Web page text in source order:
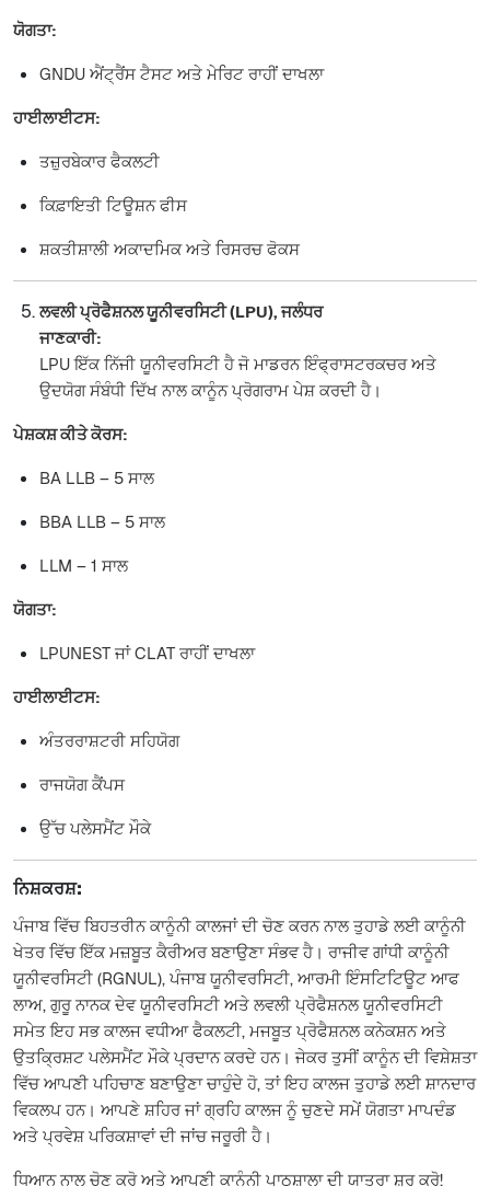
ਯੋਗਤਾ:
GNDU ਐਂਟ੍ਰੈਂਸ ਟੈਸਟ ਅਤੇ ਮੇਰਿਟ ਰਾਹੀਂ ਦਾਖਲਾ
ਹਾਈਲਾਈਟਸ:
ਤਜ਼ੁਰਬੇਕਾਰ ਫੈਕਲਟੀ
ਕਿਫ਼ਾਇਤੀ ਟਿਊਸ਼ਨ ਫੀਸ
ਸ਼ਕਤੀਸ਼ਾਲੀ ਅਕਾਦਮਿਕ ਅਤੇ ਰਿਸਰਚ ਫੋਕਸ
ਲਵਲੀ ਪ੍ਰੋਫੈਸ਼ਨਲ ਯੂਨੀਵਰਸਿਟੀ (LPU), ਜਲੰਧਰ
ਜਾਣਕਾਰੀ:
LPU ਇੱਕ ਨਿੱਜੀ ਯੂਨੀਵਰਸਿਟੀ ਹੈ ਜੋ ਮਾਡਰਨ ਇੰਫ੍ਰਾਸਟਰਕਚਰ ਅਤੇ
ਉਦਯੋਗ ਸੰਬੰਧੀ ਦਿੱਖ ਨਾਲ ਕਾਨੂੰਨ ਪ੍ਰੋਗਰਾਮ ਪੇਸ਼ ਕਰਦੀ ਹੈ।
ਪੇਸ਼ਕਸ਼ ਕੀਤੇ ਕੋਰਸ:
BA LLB – 5 ਸਾਲ
BBA LLB – 5 ਸਾਲ
LLM – 1 ਸਾਲ
ਯੋਗਤਾ:
LPUNEST ਜਾਂ CLAT ਰਾਹੀਂ ਦਾਖਲਾ
ਹਾਈਲਾਈਟਸ:
ਅੰਤਰਰਾਸ਼ਟਰੀ ਸਹਿਯੋਗ
ਰਾਜਯੋਗ ਕੈਂਪਸ
ਉੱਚ ਪਲੇਸਮੈਂਟ ਮੌਕੇ
ਨਿਸ਼ਕਰਸ਼:
ਪੰਜਾਬ ਵਿੱਚ ਬਿਹਤਰੀਨ ਕਾਨੂੰਨੀ ਕਾਲਜਾਂ ਦੀ ਚੋਣ ਕਰਨ ਨਾਲ ਤੁਹਾਡੇ ਲਈ ਕਾਨੂੰਨੀ
ਖੇਤਰ ਵਿੱਚ ਇੱਕ ਮਜ਼ਬੂਤ ਕੈਰੀਅਰ ਬਣਾਉਣਾ ਸੰਭਵ ਹੈ। ਰਾਜੀਵ ਗਾਂਧੀ ਕਾਨੂੰਨੀ
ਯੂਨੀਵਰਸਿਟੀ (RGNUL), ਪੰਜਾਬ ਯੂਨੀਵਰਸਿਟੀ, ਆਰਮੀ ਇੰਸਟਿਟਿਊਟ ਆਫ
ਲਾਅ, ਗੁਰੂ ਨਾਨਕ ਦੇਵ ਯੂਨੀਵਰਸਿਟੀ ਅਤੇ ਲਵਲੀ ਪ੍ਰੋਫੈਸ਼ਨਲ ਯੂਨੀਵਰਸਿਟੀ
ਸਮੇਤ ਇਹ ਸਭ ਕਾਲਜ ਵਧੀਆ ਫੈਕਲਟੀ, ਮਜਬੂਤ ਪ੍ਰੋਫੈਸ਼ਨਲ ਕਨੇਕਸ਼ਨ ਅਤੇ
ਉਤਕ੍ਰਿਸ਼ਟ ਪਲੇਸਮੈਂਟ ਮੌਕੇ ਪ੍ਰਦਾਨ ਕਰਦੇ ਹਨ। ਜੇਕਰ ਤੁਸੀਂ ਕਾਨੂੰਨ ਦੀ ਵਿਸ਼ੇਸ਼ਤਾ
ਵਿੱਚ ਆਪਣੀ ਪਹਿਚਾਣ ਬਣਾਉਣਾ ਚਾਹੁੰਦੇ ਹੋ, ਤਾਂ ਇਹ ਕਾਲਜ ਤੁਹਾਡੇ ਲਈ ਸ਼ਾਨਦਾਰ
ਵਿਕਲਪ ਹਨ। ਆਪਣੇ ਸ਼ਹਿਰ ਜਾਂ ਗ੍ਰਹਿ ਕਾਲਜ ਨੂੰ ਚੁਣਦੇ ਸਮੇਂ ਯੋਗਤਾ ਮਾਪਦੰਡ
ਅਤੇ ਪ੍ਰਵੇਸ਼ ਪਰਿਕਸ਼ਾਵਾਂ ਦੀ ਜਾਂਚ ਜਰੂਰੀ ਹੈ।
ਧਿਆਨ ਨਾਲ ਚੋਣ ਕਰੋ ਅਤੇ ਆਪਣੀ ਕਾਨੂੰਨੀ ਪਾਠਸ਼ਾਲਾ ਦੀ ਯਾਤਰਾ ਸ਼ੁਰੂ ਕਰੋ!